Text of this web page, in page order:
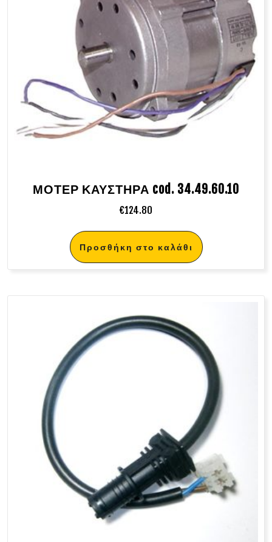
ΜΟΤΕΡ ΚΑΥΣΤΗΡΑ cod. 34.49.60.10
€124.80
Προσθήκη στο καλάθι